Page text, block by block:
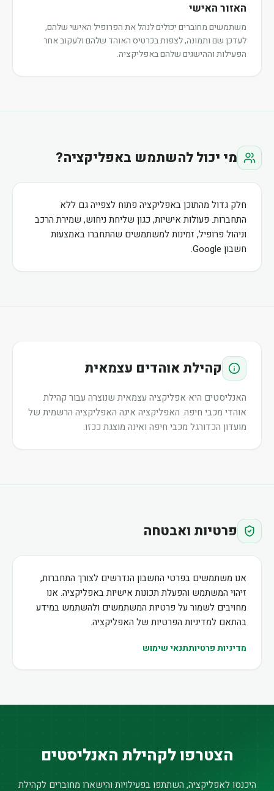
האזור האישי
משתמשים מחוברים יכולים לנהל את הפרופיל האישי שלהם,
לעדכן שם ותמונה, לצפות בכרטיס האוהד שלהם ולעקוב אחר
הפעילות וההישגים שלהם באפליקציה.
מי יכול להשתמש באפליקציה?
חלק גדול מהתוכן באפליקציה פתוח לצפייה גם ללא
התחברות. פעולות אישיות, כגון שליחת ניחוש, שמירת הרכב
וניהול פרופיל, זמינות למשתמשים שהתחברו באמצעות
חשבון Google.
קהילת אוהדים עצמאית
האנליסטים היא אפליקציה עצמאית שנוצרה עבור קהילת
אוהדי מכבי חיפה. האפליקציה אינה האפליקציה הרשמית של
מועדון הכדורגל מכבי חיפה ואינה מוצגת ככזו.
פרטיות ואבטחה
אנו משתמשים בפרטי החשבון הנדרשים לצורך התחברות,
זיהוי המשתמש והפעלת תכונות אישיות באפליקציה. אנו
מחויבים לשמור על פרטיות המשתמשים ולהשתמש במידע
בהתאם למדיניות הפרטיות של האפליקציה.
מדיניות פרטיותתנאי שימוש
הצטרפו לקהילת האנליסטים
היכנסו לאפליקציה, השתתפו בפעילויות והישארו מחוברים לקהילת